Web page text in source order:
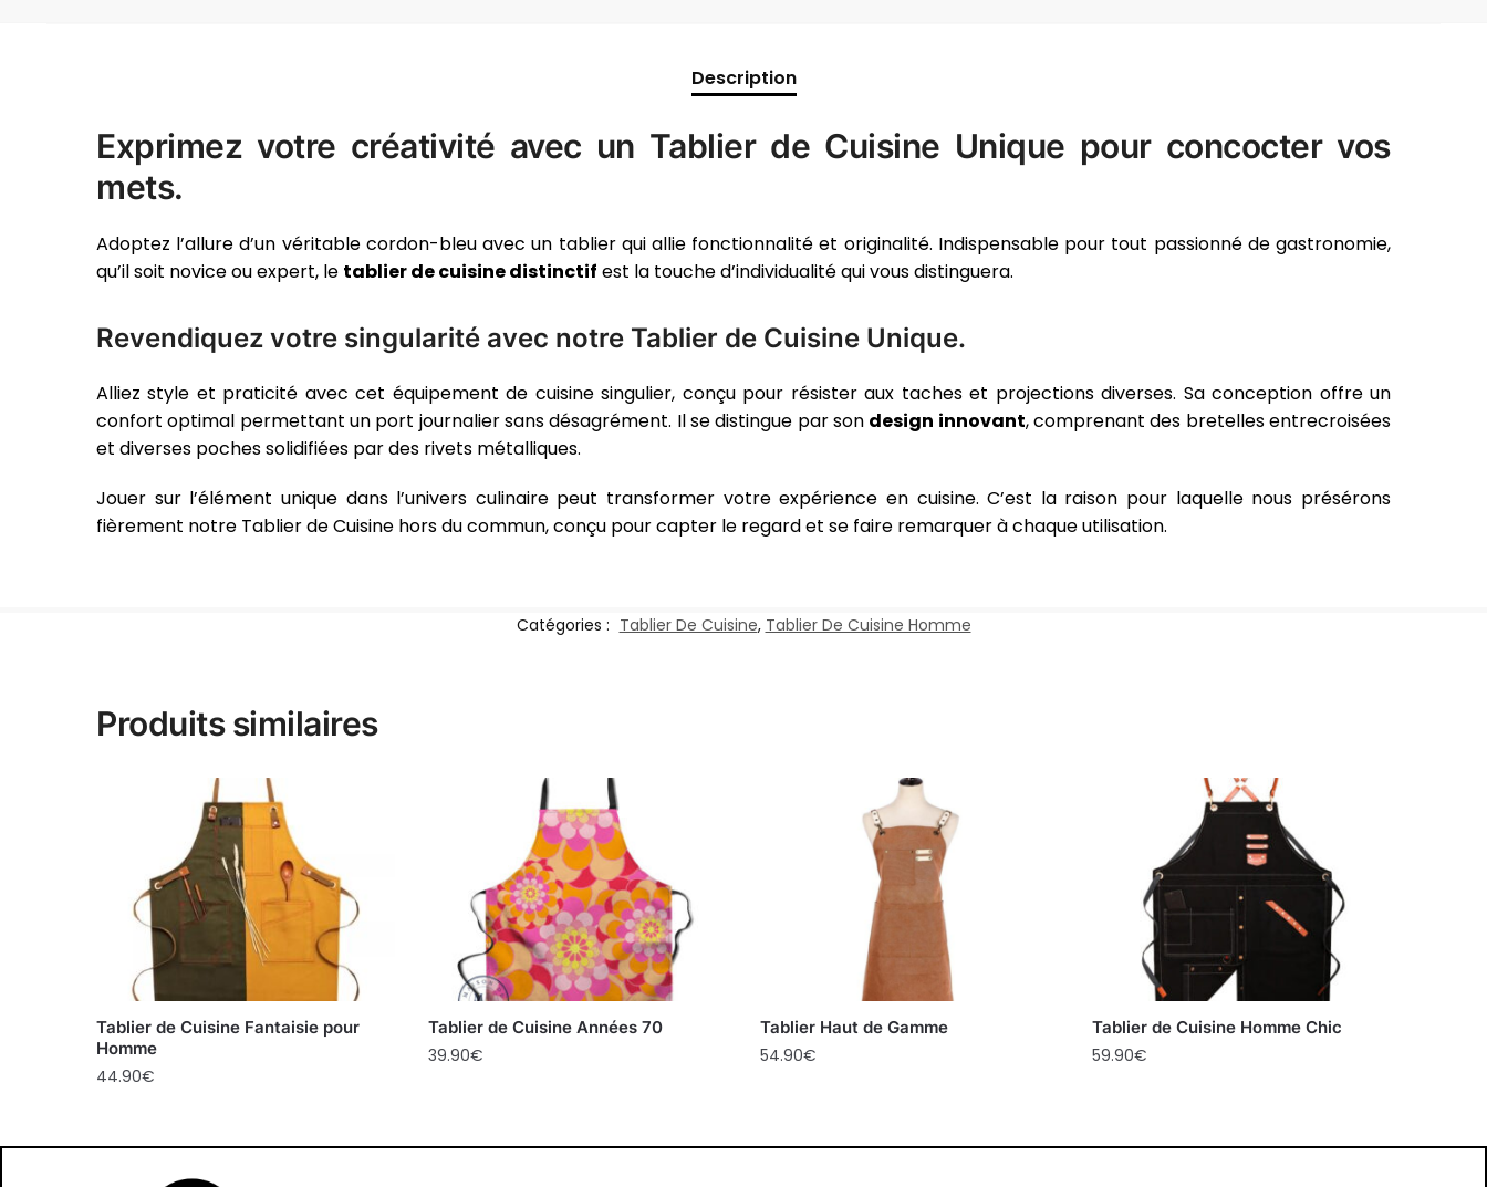
Description
Exprimez votre créativité avec un Tablier de Cuisine Unique pour concocter vos
mets.
Adoptez l’allure d’un véritable cordon-bleu avec un tablier qui allie fonctionnalité et originalité. Indispensable pour tout passionné de gastronomie,
qu’il soit novice ou expert, le tablier de cuisine distinctif est la touche d’individualité qui vous distinguera.
Revendiquez votre singularité avec notre Tablier de Cuisine Unique.
Alliez style et praticité avec cet équipement de cuisine singulier, conçu pour résister aux taches et projections diverses. Sa conception offre un
confort optimal permettant un port journalier sans désagrément. Il se distingue par son design innovant, comprenant des bretelles entrecroisées
et diverses poches solidifiées par des rivets métalliques.
Jouer sur l’élément unique dans l’univers culinaire peut transformer votre expérience en cuisine. C’est la raison pour laquelle nous présérons
fièrement notre Tablier de Cuisine hors du commun, conçu pour capter le regard et se faire remarquer à chaque utilisation.
Catégories : Tablier De Cuisine, Tablier De Cuisine Homme
Produits similaires
Tablier de Cuisine Fantaisie pour
Homme
44.90€
Tablier de Cuisine Années 70
39.90€
Tablier Haut de Gamme
54.90€
Tablier de Cuisine Homme Chic
59.90€